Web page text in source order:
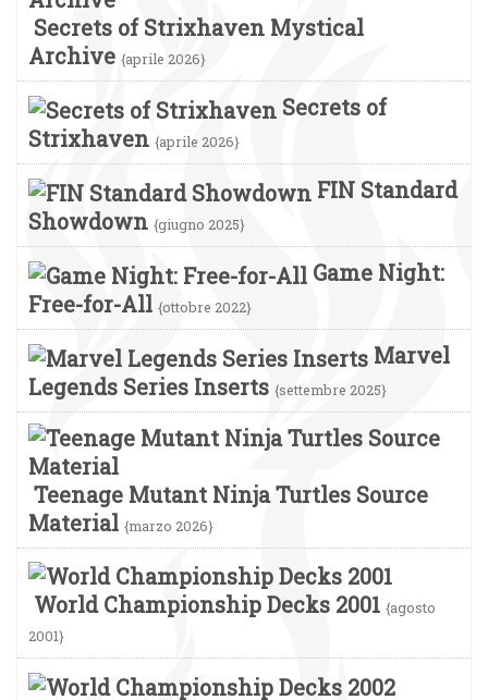
Secrets of Strixhaven Mystical
Archive {aprile 2026}
Secrets of
Strixhaven {aprile 2026}
FIN Standard
Showdown {giugno 2025}
Game Night:
Free-for-All {ottobre 2022}
Marvel
Legends Series Inserts {settembre 2025}
Teenage Mutant Ninja Turtles Source
Material {marzo 2026}
World Championship Decks 2001 {agosto
2001}